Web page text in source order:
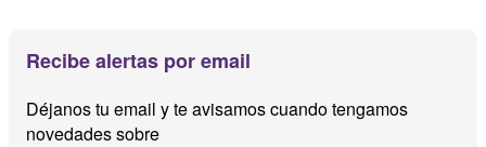
Recibe alertas por email
Déjanos tu email y te avisamos cuando tengamos
novedades sobre